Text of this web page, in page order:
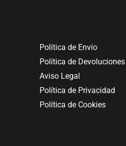
Política de Envío
Política de Devoluciones
Aviso Legal
Política de Privacidad
Política de Cookies